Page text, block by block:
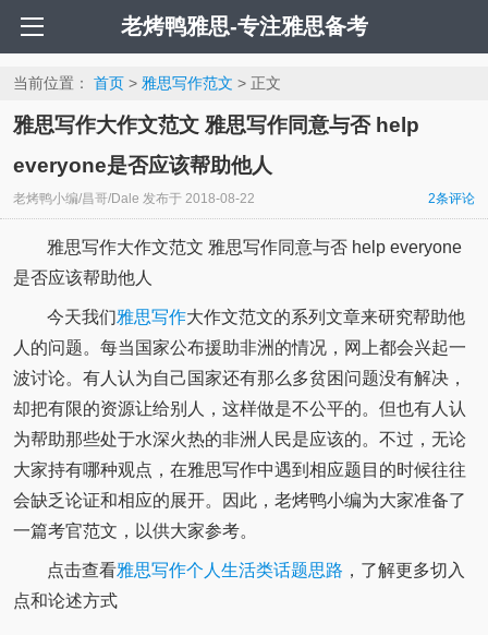
老烤鸭雅思-专注雅思备考
当前位置： 首页> 雅思写作范文 > 正文
雅思写作大作文范文 雅思写作同意与否 help
everyone是否应该帮助他人
老烤鸭小编/昌哥/Dale 发布于 2018-08-22 2条评论
雅思写作大作文范文 雅思写作同意与否 help everyone
是否应该帮助他人
今天我们雅思写作大作文范文的系列文章来研究帮助他
人的问题。每当国家公布援助非洲的情况，网上都会兴起一
波讨论。有人认为自己国家还有那么多贫困问题没有解决，
却把有限的资源让给别人，这样做是不公平的。但也有人认
为帮助那些处于水深火热的非洲人民是应该的。不过，无论
大家持有哪种观点，在雅思写作中遇到相应题目的时候往往
会缺乏论证和相应的展开。因此，老烤鸭小编为大家准备了
一篇考官范文，以供大家参考。
点击查看雅思写作个人生活类话题思路 ，了解更多切入
点和论述方式